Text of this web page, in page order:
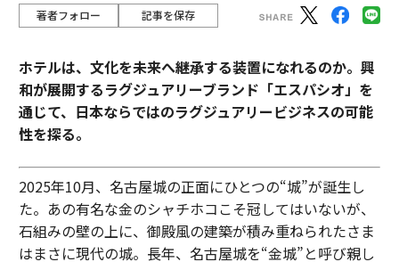
著者フォロー 記事を保存
ホテルは、文化を未来へ継承する装置になれるのか。興
和が展開するラグジュアリーブランド「エスパシオ」を
通じて、日本ならではのラグジュアリービジネスの可能
性を探る。
2025年10月、名古屋城の正面にひとつの“城”が誕生し
た。あの有名な金のシャチホコこそ冠してはいないが、
石組みの壁の上に、御殿風の建築が積み重ねられたさま
はまさに現代の城。長年、名古屋城を“金城”と呼び親し